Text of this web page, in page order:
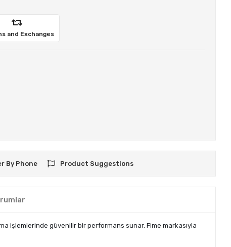
and Exchanges
By Phone Product Suggestions
işlemlerinde güvenilir bir performans sunar. Fime markasıyla